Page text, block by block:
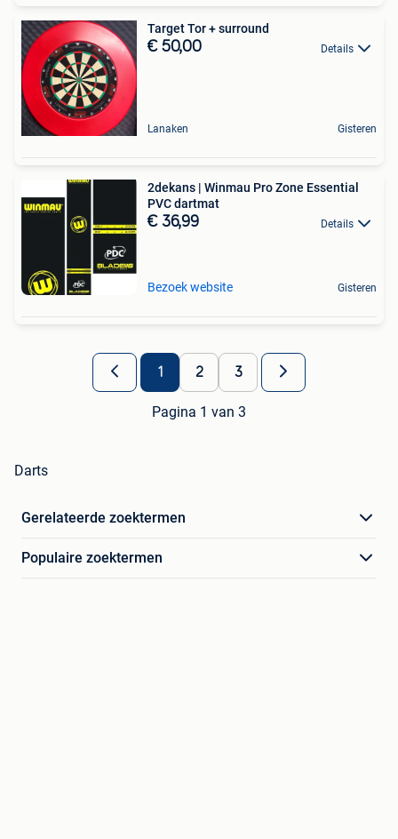
Target Tor + surround
€ 50,00 Details
Lanaken Gisteren
2dekans | Winmau Pro Zone Essential
PVC dartmat
€ 36,99 Details
Bezoek website Gisteren
1 2 3
Pagina 1 van 3
Darts
Gerelateerde zoektermen
Populaire zoektermen